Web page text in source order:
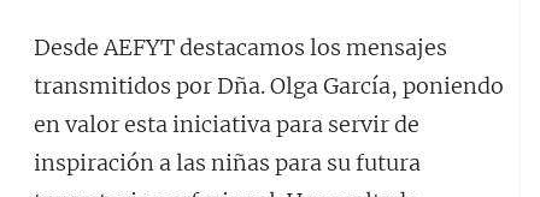
Desde AEFYT destacamos los mensajes
transmitidos por Dña. Olga García, poniendo
en valor esta iniciativa para servir de
inspiración a las niñas para su futura